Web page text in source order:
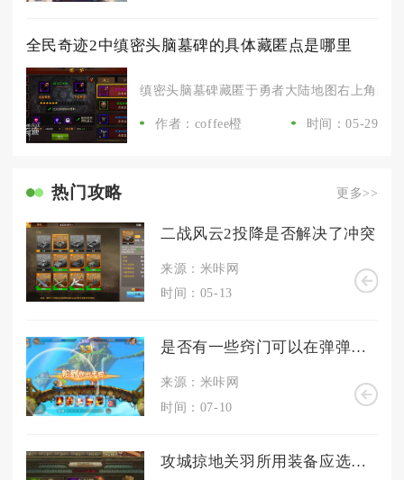
全民奇迹2中缜密头脑墓碑的具体藏匿点是哪里
缜密头脑墓碑藏匿于勇者大陆地图右上角墓
作者：coffee橙 时间：05-29
热门攻略 更多>>
二战风云2投降是否解决了冲突
来源：米咔网
时间：05-13
是否有一些窍门可以在弹弹堂大冒险扭蛋机中获得更多的分数
来源：米咔网
时间：07-10
攻城掠地关羽所用装备应选择什么